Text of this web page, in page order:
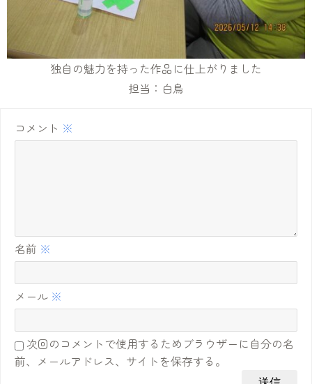
独自の魅力を持った作品に仕上がりました
担当：白鳥
コメント ※
名前 ※
メール ※
次回のコメントで使用するためブラウザーに自分の名
前、メールアドレス、サイトを保存する。